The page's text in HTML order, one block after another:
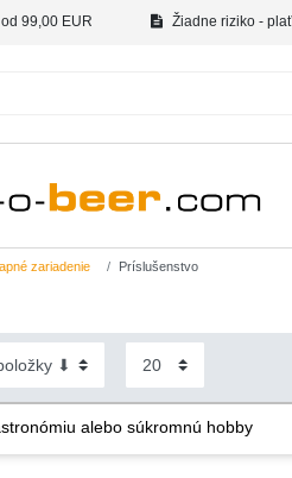
99,00 EUR Žiadne riziko -
zariadenie Príslušenstvo
alebo súkromnú hobby